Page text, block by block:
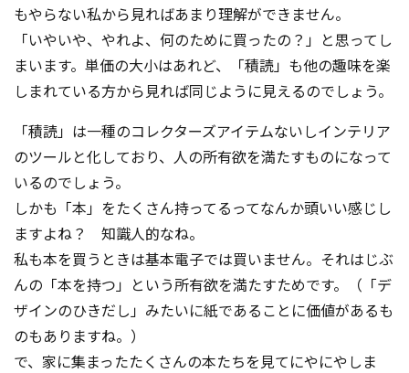
もやらない私から見ればあまり理解ができません。
「いやいや、やれよ、何のために買ったの？」と思ってし
まいます。単価の大小はあれど、「積読」も他の趣味を楽
しまれている方から見れば同じように見えるのでしょう。
「積読」は一種のコレクターズアイテムないしインテリア
のツールと化しており、人の所有欲を満たすものになって
いるのでしょう。
しかも「本」をたくさん持ってるってなんか頭いい感じし
ますよね？ 知識人的なね。
私も本を買うときは基本電子では買いません。それはじぶ
んの「本を持つ」という所有欲を満たすためです。（「デ
ザインのひきだし」みたいに紙であることに価値があるも
のもありますね。）
で、家に集まったたくさんの本たちを見てにやにやしま